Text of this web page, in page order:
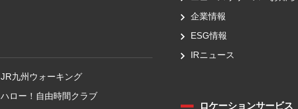
JR九州ウォーキング
ハロー！自由時間クラブ
企業情報
ESG情報
IRニュース
ロケーションサービス